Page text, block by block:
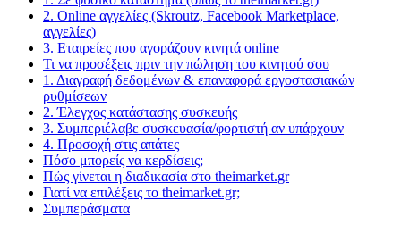
2. Online αγγελίες (Skroutz, Facebook Marketplace,
αγγελίες)
3. Εταιρείες που αγοράζουν κινητά online
Τι να προσέξεις πριν την πώληση του κινητού σου
1. Διαγραφή δεδομένων & επαναφορά εργοστασιακών
ρυθμίσεων
2. Έλεγχος κατάστασης συσκευής
3. Συμπεριέλαβε συσκευασία/φορτιστή αν υπάρχουν
4. Προσοχή στις απάτες
Πόσο μπορείς να κερδίσεις;
Πώς γίνεται η διαδικασία στο theimarket.gr
Γιατί να επιλέξεις το theimarket.gr;
Συμπεράσματα